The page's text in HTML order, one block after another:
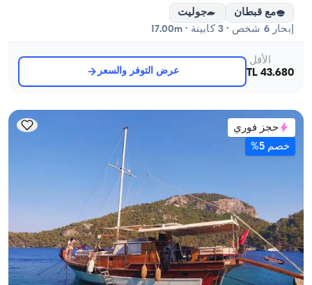
مع قبطان
جوليت
إبحار 6 شخص · 3 كابينة · 17.00m
الأقل
43.680 TL
عرض التوفر والسعر
حجز فوري
خصم 5%